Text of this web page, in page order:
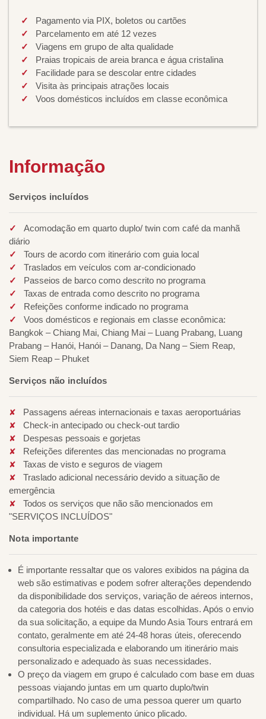
Pagamento via PIX, boletos ou cartões
Parcelamento em até 12 vezes
Viagens em grupo de alta qualidade
Praias tropicais de areia branca e água cristalina
Facilidade para se descolar entre cidades
Visita às principais atrações locais
Voos domésticos incluídos em classe econômica
Informação
Serviços incluídos
Acomodação em quarto duplo/ twin com café da manhã
diário
Tours de acordo com itinerário com guia local
Traslados em veículos com ar-condicionado
Passeios de barco como descrito no programa
Taxas de entrada como descrito no programa
Refeições conforme indicado no programa
Voos domésticos e regionais em classe econômica:
Bangkok – Chiang Mai, Chiang Mai – Luang Prabang, Luang
Prabang – Hanói, Hanói – Danang, Da Nang – Siem Reap,
Siem Reap – Phuket
Serviços não incluídos
Passagens aéreas internacionais e taxas aeroportuárias
Check-in antecipado ou check-out tardio
Despesas pessoais e gorjetas
Refeições diferentes das mencionadas no programa
Taxas de visto e seguros de viagem
Traslado adicional necessário devido a situação de
emergência
Todos os serviços que não são mencionados em
"SERVIÇOS INCLUÍDOS"
Nota importante
É importante ressaltar que os valores exibidos na página da
web são estimativas e podem sofrer alterações dependendo
da disponibilidade dos serviços, variação de aéreos internos,
da categoria dos hotéis e das datas escolhidas. Após o envio
da sua solicitação, a equipe da Mundo Asia Tours entrará em
contato, geralmente em até 24-48 horas úteis, oferecendo
consultoria especializada e elaborando um itinerário mais
personalizado e adequado às suas necessidades.
O preço da viagem em grupo é calculado com base em duas
pessoas viajando juntas em um quarto duplo/twin
compartilhado. No caso de uma pessoa querer um quarto
individual. Há um suplemento único plicado.